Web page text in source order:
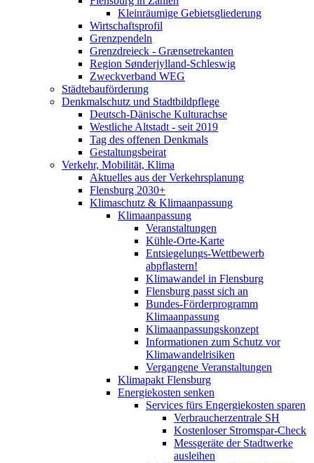
Kleinräumige Gebietsgliederung
Wirtschaftsprofil
Grenzpendeln
Grenzdreieck - Grænsetrekanten
Region Sønderjylland-Schleswig
Zweckverband WEG
Städtebauförderung
Denkmalschutz und Stadtbildpflege
Deutsch-Dänische Kulturachse
Westliche Altstadt - seit 2019
Tag des offenen Denkmals
Gestaltungsbeirat
Verkehr, Mobilität, Klima
Aktuelles aus der Verkehrsplanung
Flensburg 2030+
Klimaschutz & Klimaanpassung
Klimaanpassung
Veranstaltungen
Kühle-Orte-Karte
Entsiegelungs-Wettbewerb
abpflastern!
Klimawandel in Flensburg
Flensburg passt sich an
Bundes-Förderprogramm
Klimaanpassung
Klimaanpassungskonzept
Informationen zum Schutz vor
Klimawandelrisiken
Vergangene Veranstaltungen
Klimapakt Flensburg
Energiekosten senken
Services fürs Engergiekosten sparen
Verbraucherzentrale SH
Kostenloser Stromspar-Check
Messgeräte der Stadtwerke
ausleihen